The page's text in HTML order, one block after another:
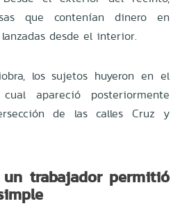
que contenían dinero en
desde el interior.
los sujetos huyeron en el
apareció posteriormente
de las calles Cruz y
trabajador permitió